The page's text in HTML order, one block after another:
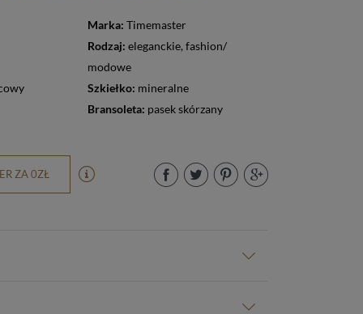
Marka: Timemaster
Rodzaj:eleganckie, fashion/
modowe
Szkiełko: mineralne
Bransoleta: pasek skórzany
ZA 0ZŁ